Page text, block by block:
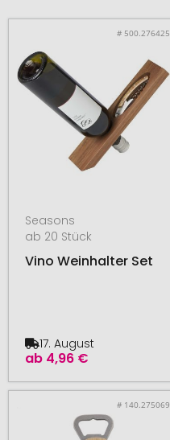
# 500.276425
Seasons
ab 20 Stück
Vino Weinhalter Set
ab 4,96 €
17. August
# 140.275069